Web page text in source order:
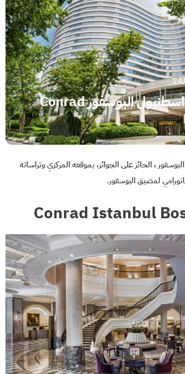
فندق كونراد اسطنبول البوسفور Conrad
، الحائز على الجوائز، بموقعه المركزي وتراساته
لمضيق البوسفور.
Conrad Istanbul